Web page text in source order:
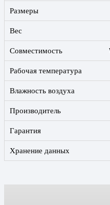
Размеры
Вес
Совместимость
Рабочая температура
Влажность воздуха
Производитель
Гарантия
Хранение данных